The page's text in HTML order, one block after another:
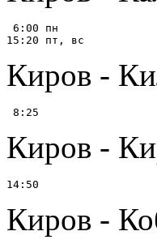
6:00 пн
Киров -
Киров -
Киров -